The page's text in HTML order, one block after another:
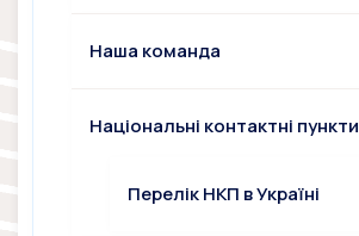
Наша команда
Національні контактні пункти
Перелік НКП в Україні